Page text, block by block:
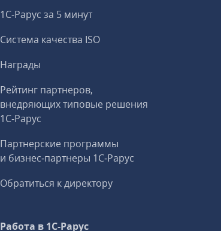
1С-Рарус за 5 минут
Система качества ISO
Награды
Рейтинг партнеров,
внедряющих типовые решения
1С‑Рарус
Партнерские программы
и бизнес‑партнеры 1С‑Рарус
Обратиться к директору
Работа в 1С‑Рарус